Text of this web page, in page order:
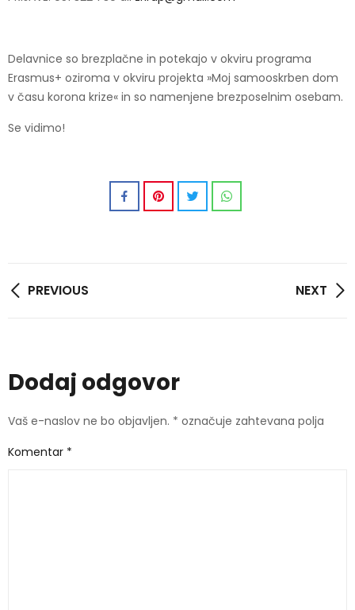
Delavnice so brezplačne in potekajo v okviru programa
Erasmus+ oziroma v okviru projekta »Moj samooskrben dom
v času korona krize« in so namenjene brezposelnim osebam.
Se vidimo!
Navigacija
PREVIOUS NEXT
Dodaj odgovor
Vaš e-naslov ne bo objavljen. * označuje zahtevana polja
Komentar *